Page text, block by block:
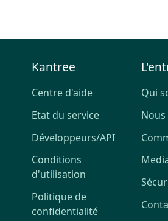
Kantree
Centre d'aide
Etat du service
Développeurs/API
Conditions
d'utilisation
Politique de
confidentialité
Qui